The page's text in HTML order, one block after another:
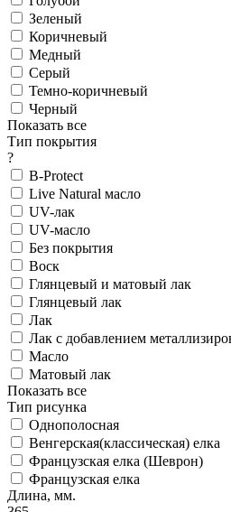
Зеленый
Коричневый
Медный
Серый
Темно-коричневый
Черный
Показать все
Тип покрытия
?
B-Protect
Live Natural масло
UV-лак
UV-масло
Без покрытия
Воск
Глянцевый и матовый лак
Глянцевый лак
Лак
Лак с добавлением
Масло
Матовый лак
Показать все
Тип рисунка
Однополосная
Венгерская(классическая) елка
Французская елка (Шеврон)
Французская елка
Длина, мм.